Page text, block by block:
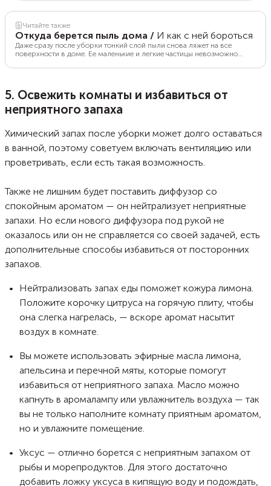
Читайте также
Откуда берется пыль дома / И как с ней бороться
Даже сразу после уборки тонкий слой пыли снова ляжет на все
поверхности в доме. Ее маленькие и легкие частицы невозможно
современных гаджетов обещают в рекламе, что справятся с
такую технику, почему каждый день появляется пыль в доме и чем она
опасна.
5. Освежить комнаты и избавиться от
неприятного запаха
Химический запах после уборки может долго оставаться
в ванной, поэтому советуем включать вентиляцию или
проветривать, если есть такая возможность.
Также не лишним будет поставить диффузор со
спокойным ароматом — он нейтрализует неприятные
запахи. Но если нового диффузора под рукой не
оказалось или он не справляется со своей задачей, есть
дополнительные способы избавиться от посторонних
запахов.
Нейтрализовать запах еды поможет кожура лимона.
Положите корочку цитруса на горячую плиту, чтобы
она слегка нагрелась, — вскоре аромат насытит
воздух в комнате.
Вы можете использовать эфирные масла лимона,
апельсина и перечной мяты, которые помогут
избавиться от неприятного запаха. Масло можно
капнуть в аромалампу или увлажнитель воздуха — так
вы не только наполните комнату приятным ароматом,
но и увлажните помещение.
Уксус — отлично борется с неприятным запахом от
рыбы и морепродуктов. Для этого достаточно
добавить ложку уксуса в кипящую воду и подождать,